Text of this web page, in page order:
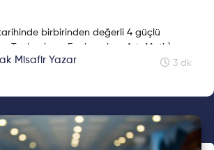
tarihinde birbirinden değerli 4 güçlü
Technology, Engineering, Art, Math)
Teknokent'te ağırladık. Ankara'nın farklı
öğrenci ve akademisyenlerin
Misafir Yazar 3 dk